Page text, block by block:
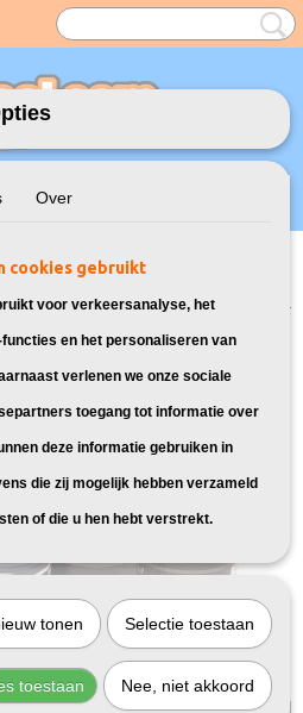
UW WINKELWAGEN
Epson>Huismerk Epson Fles 102
Over
cookies gebruikt
voor verkeersanalyse, het
en het personaliseren van
verlenen we onze sociale
toegang tot informatie over
deze informatie gebruiken in
die zij mogelijk hebben verzameld
of die u hen hebt verstrekt.
tonen Selectie toestaan
toestaan Nee, niet akkoord